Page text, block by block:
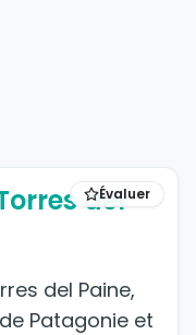
Évaluer
del
del Paine,
Patagonie et